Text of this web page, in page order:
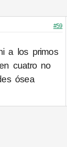
#59
a los primos
cuatro no
ósea